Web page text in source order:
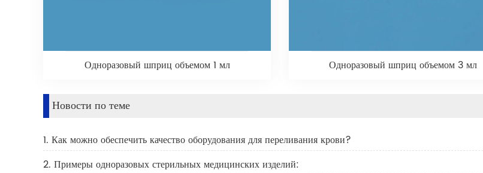
Одноразовый шприц объемом 1 мл Одноразовый шприц объемом 3 мл
Новости по теме
1. Как можно обеспечить качество оборудования для переливания крови?
2. Примеры одноразовых стерильных медицинских изделий: